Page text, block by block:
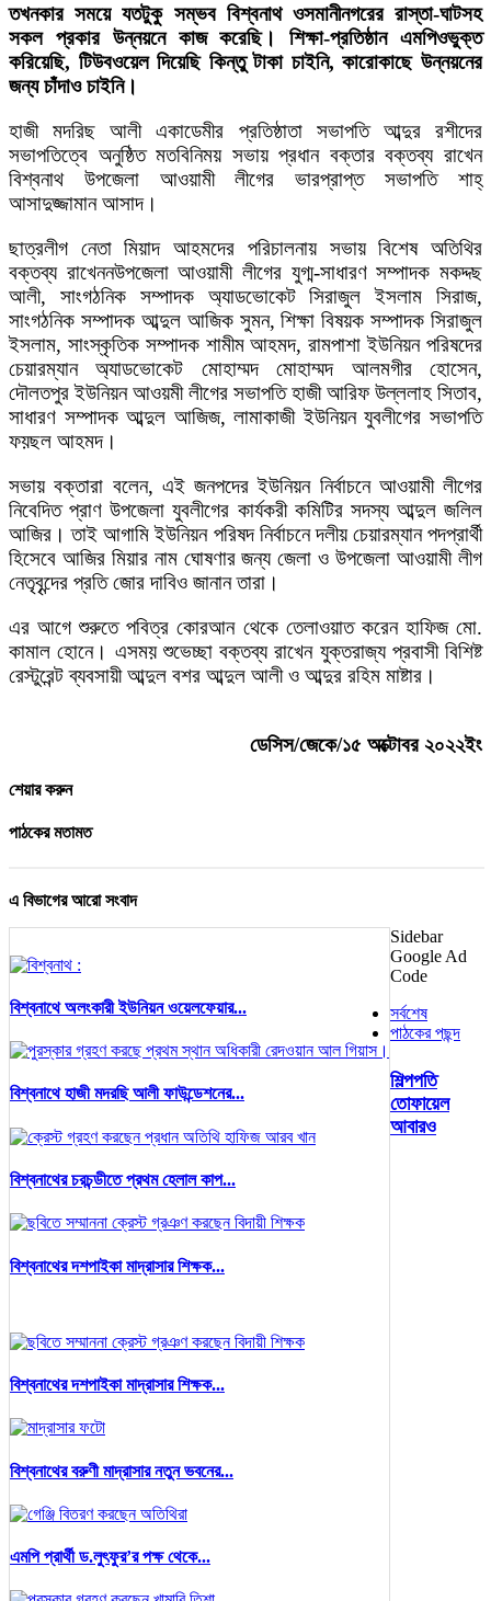
তখনকার সময়ে যতটুকু সম্ভব বিশ্বনাথ ওসমানীনগরের রাস্তা-ঘাটসহ
সকল প্রকার উন্নয়নে কাজ করেছি। শিক্ষা-প্রতিষ্ঠান এমপিওভুক্ত
করিয়েছি, টিউবওয়েল দিয়েছি কিন্তু টাকা চাইনি, কারোকাছে উন্নয়নের
জন্য চাঁদাও চাইনি।
হাজী মদরিছ আলী একাডেমীর প্রতিষ্ঠাতা সভাপতি আব্দুর রশীদের
সভাপতিত্বে অনুষ্ঠিত মতবিনিময় সভায় প্রধান বক্তার বক্তব্য রাখেন
বিশ্বনাথ উপজেলা আওয়ামী লীগের ভারপ্রাপ্ত সভাপতি শাহ্
আসাদুজ্জামান আসাদ।
ছাত্রলীগ নেতা মিয়াদ আহমদের পরিচালনায় সভায় বিশেষ অতিথির
বক্তব্য রাখেননউপজেলা আওয়ামী লীগের যুগ্ম-সাধারণ সম্পাদক মকদ্দছ
আলী, সাংগঠনিক সম্পাদক অ্যাডভোকেট সিরাজুল ইসলাম সিরাজ,
সাংগঠনিক সম্পাদক আব্দুল আজিক সুমন, শিক্ষা বিষয়ক সম্পাদক সিরাজুল
ইসলাম, সাংস্কৃতিক সম্পাদক শামীম আহমদ, রামপাশা ইউনিয়ন পরিষদের
চেয়ারম্যান অ্যাডভোকেট মোহাম্মদ মোহাম্মদ আলমগীর হোসেন,
দৌলতপুর ইউনিয়ন আওয়মী লীগের সভাপতি হাজী আরিফ উল্ললাহ সিতাব,
সাধারণ সম্পাদক আব্দুল আজিজ, লামাকাজী ইউনিয়ন যুবলীগের সভাপতি
ফয়ছল আহমদ।
সভায় বক্তারা বলেন, এই জনপদের ইউনিয়ন নির্বাচনে আওয়ামী লীগের
নিবেদিত প্রাণ উপজেলা যুবলীগের কার্যকরী কমিটির সদস্য আব্দুল জলিল
আজির। তাই আগামি ইউনিয়ন পরিষদ নির্বাচনে দলীয় চেয়ারম্যান পদপ্রার্থী
হিসেবে আজির মিয়ার নাম ঘোষণার জন্য জেলা ও উপজেলা আওয়ামী লীগ
নেতৃবৃন্দের প্রতি জোর দাবিও জানান তারা।
এর আগে শুরুতে পবিত্র কোরআন থেকে তেলাওয়াত করেন হাফিজ মো.
কামাল হোনে। এসময় শুভেচ্ছা বক্তব্য রাখেন যুক্তরাজ্য প্রবাসী বিশিষ্ট
রেস্টুরেন্ট ব্যবসায়ী আব্দুল বশর আব্দুল আলী ও আব্দুর রহিম মাষ্টার।
ডেসিস/জেকে/১৫ অক্টোবর ২০২২ইং
শেয়ার করুন
পাঠকের মতামত
এ বিভাগের আরো সংবাদ
বিশ্বনাথে অলংকারী ইউনিয়ন ওয়েলফেয়ার...
বিশ্বনাথে হাজী মদরছি আলী ফাউন্ডেশনের...
বিশ্বনাথের চরচন্ডীতে প্রথম হেলাল কাপ...
বিশ্বনাথের দশপাইকা মাদ্রাসার শিক্ষক...
বিশ্বনাথের দশপাইকা মাদ্রাসার শিক্ষক...
বিশ্বনাথের বরুণী মাদ্রাসার নতুন ভবনের...
এমপি প্রার্থী ড.লুৎফুর’র পক্ষ থেকে...
Sidebar
Google Ad
Code
সর্বশেষ
পাঠকের পছন্দ
শিল্পপতি
তোফায়েল
আবারও